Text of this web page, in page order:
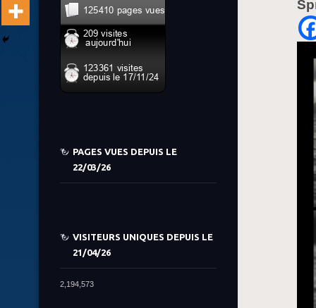
PAGES VUES DEPUIS LE
22/03/26
VISITEURS UNIQUES DEPUIS LE
21/04/26
2,194,573